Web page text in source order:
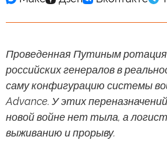
Проведенная Путиным
российских генералов в
саму конфигурацию системы
Advance. У этих
новой войне нет тыла, а
выживанию и прорыву.